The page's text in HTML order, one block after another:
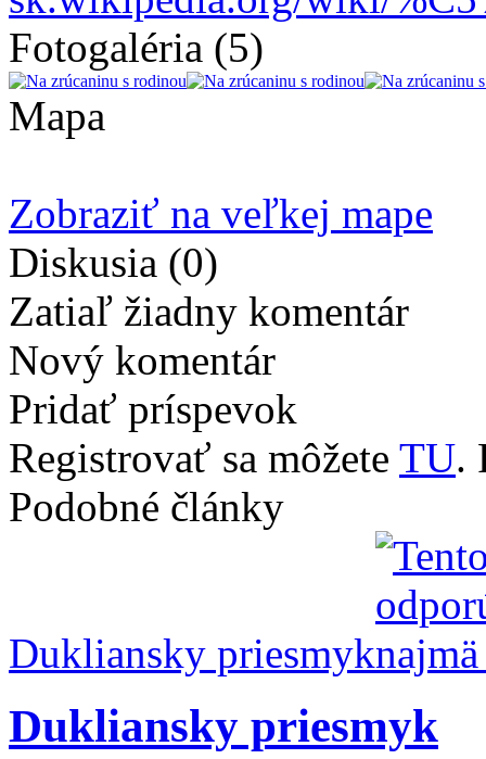
Fotogaléria (5)
Mapa
Zobraziť na veľkej mape
Diskusia (0)
Zatiaľ žiadny komentár
Nový komentár
Pridať príspevok
Registrovať sa môžete TU.
Podobné články
Dukliansky priesmyk
Dukliansky priesmyk